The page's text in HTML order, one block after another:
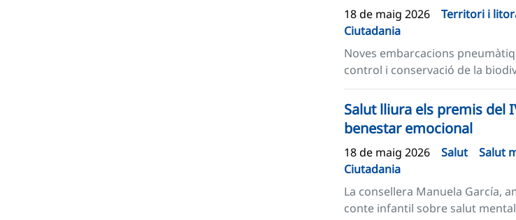
18 de maig 2026 Territori i
Ciutadania
Noves embarcacions
control i conservació de la
Salut lliura els premis del
benestar emocional
18 de maig 2026 Salut Salut
Ciutadania
La consellera Manuela García,
conte infantil sobre salut